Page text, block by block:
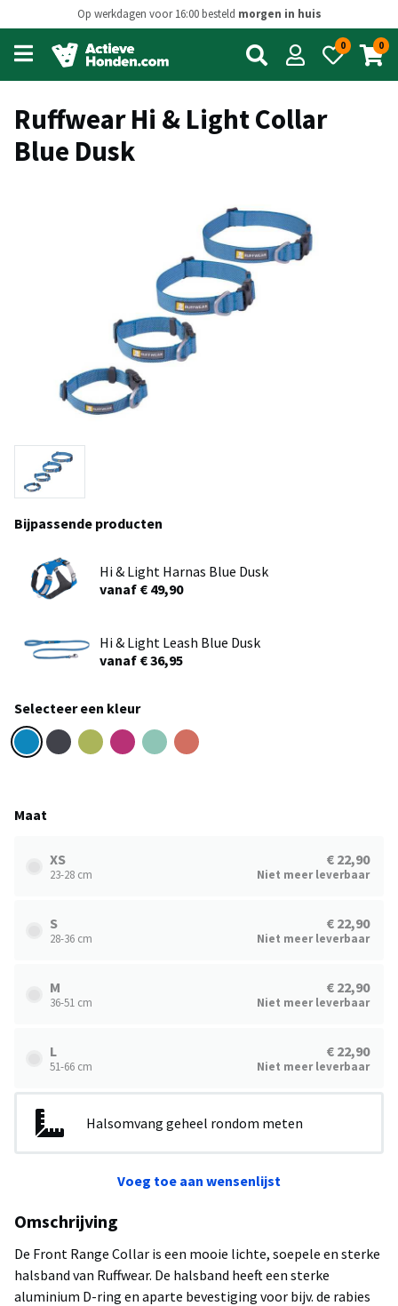
Op werkdagen voor 16:00 besteld morgen in huis
Open
main
menu
0 0
Ruffwear Hi & Light Collar
Blue Dusk
Bijpassende producten
Hi & Light Harnas Blue Dusk
vanaf € 49,90
Hi & Light Leash Blue Dusk
vanaf € 36,95
Selecteer een kleur
Maat
XS
23-28 cm
€ 22,90
Niet meer leverbaar
S
28-36 cm
€ 22,90
Niet meer leverbaar
M
36-51 cm
€ 22,90
Niet meer leverbaar
L
51-66 cm
€ 22,90
Niet meer leverbaar
Halsomvang geheel rondom meten
Voeg toe aan wensenlijst
Omschrijving
De Front Range Collar is een mooie lichte, soepele en sterke
halsband van Ruffwear. De halsband heeft een sterke
aluminium D-ring en aparte bevestiging voor bijv. de rabies